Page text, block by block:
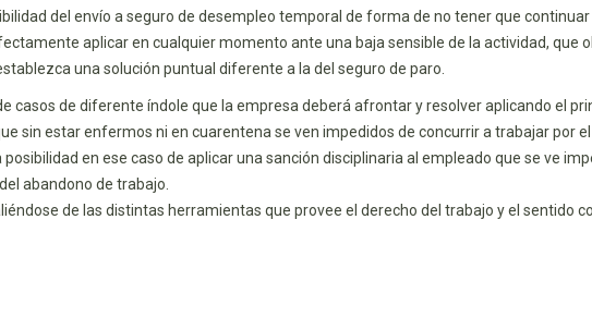
del envío a seguro de desempleo temporal de forma de no tener que
aplicar en cualquier momento ante una baja sensible de la actividad, que
una solución puntual diferente a la del seguro de paro.
casos de diferente índole que la empresa deberá afrontar y resolver aplicando el
sin estar enfermos ni en cuarentena se ven impedidos de concurrir a trabajar por
en ese caso de aplicar una sanción disciplinaria al empleado que se ve
abandono de trabajo.
de las distintas herramientas que provee el derecho del trabajo y el sentido